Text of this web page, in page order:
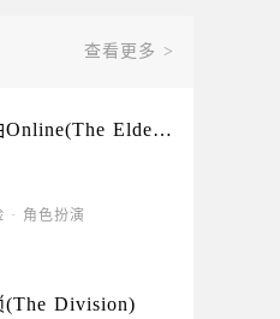
查看更多 >
Online(The Elder
· 角色扮演
(The Division)